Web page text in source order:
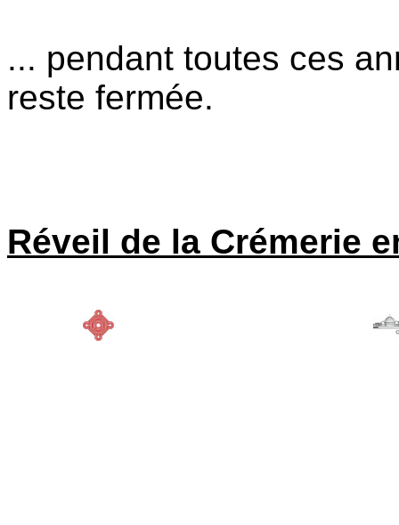
... pendant toutes ces
reste fermée.
Réveil de la Crémerie